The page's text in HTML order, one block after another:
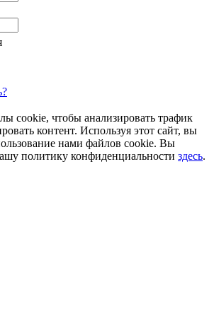
cookie, чтобы анализировать трафик
контент. Используя этот сайт, вы
нами файлов cookie. Вы
политику конфиденциальности здесь.